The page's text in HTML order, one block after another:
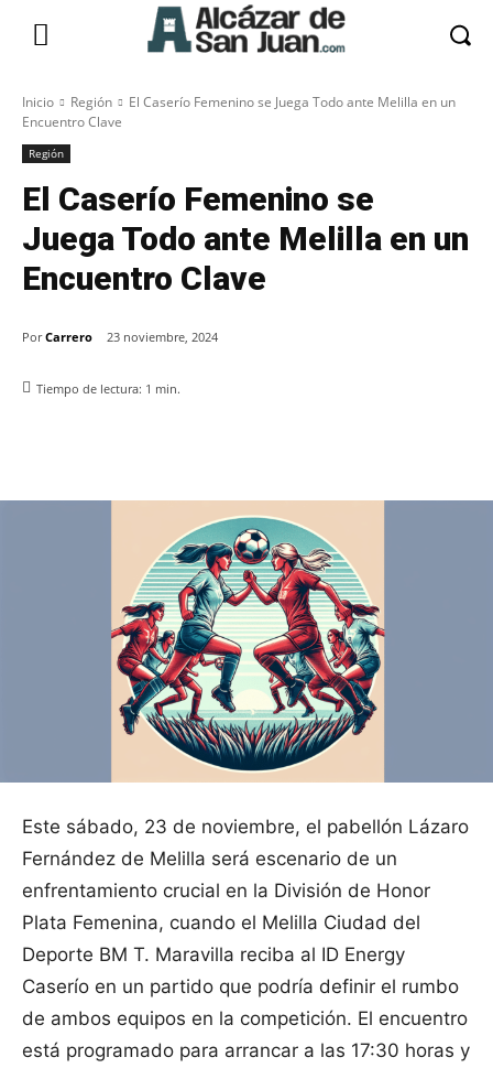
Inicio Región
El Caserío Femenino se Juega Todo ante Melilla en un
Encuentro Clave
Región
El Caserío Femenino se
Juega Todo ante Melilla en un
Encuentro Clave
Por Carrero 23 noviembre, 2024
Tiempo de lectura: 1 min.
Este sábado, 23 de noviembre, el pabellón Lázaro
Fernández de Melilla será escenario de un
enfrentamiento crucial en la División de Honor
Plata Femenina, cuando el Melilla Ciudad del
Deporte BM T. Maravilla reciba al ID Energy
Caserío en un partido que podría definir el rumbo
de ambos equipos en la competición. El encuentro
está programado para arrancar a las 17:30 horas y